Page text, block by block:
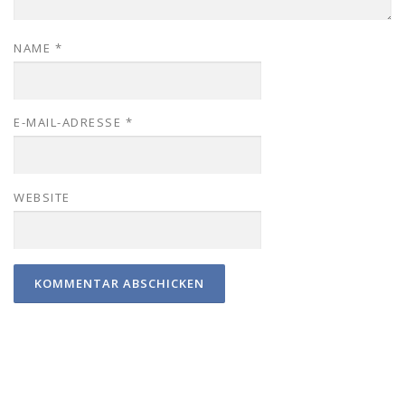
NAME *
E-MAIL-ADRESSE *
WEBSITE